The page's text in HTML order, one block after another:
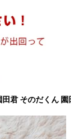
君 そのだくん